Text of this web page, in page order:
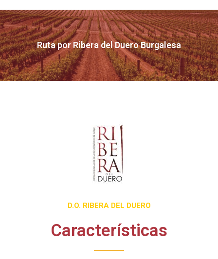
Ruta por Ribera del Duero Burgalesa
D.O. RIBERA DEL DUERO
Características